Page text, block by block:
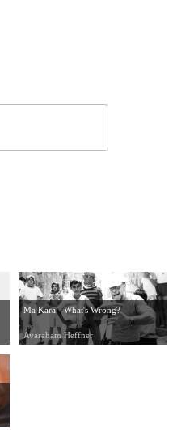
Ma Kara - What's Wrong?
Avaraham Heffner